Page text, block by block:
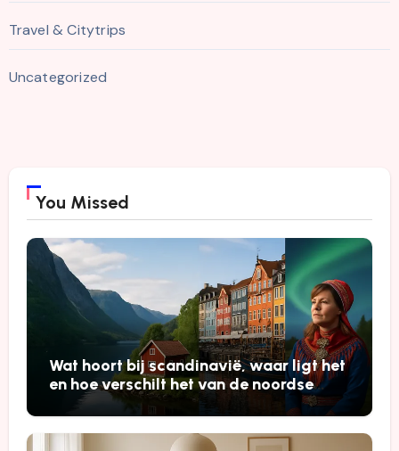
Travel & Citytrips
Uncategorized
You Missed
Wat hoort bij scandinavië, waar ligt het
en hoe verschilt het van de noordse
landen